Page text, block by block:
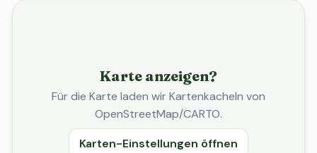
Karte anzeigen?
Für die Karte laden wir Kartenkacheln von
OpenStreetMap/CARTO.
Karten-Einstellungen öffnen